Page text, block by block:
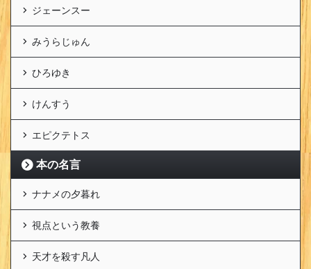
ジェーンスー
みうらじゅん
ひろゆき
けんすう
エピクテトス
本の名言
ナナメの夕暮れ
視点という教養
天才を殺す凡人